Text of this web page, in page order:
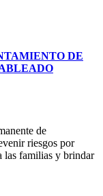
DE
de
riesgos por
las familias y brindar